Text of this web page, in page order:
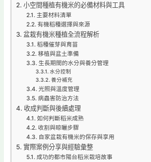
小空間種植有機米的必備材料與工具
主要材料清單
有機稻種選擇與來源
盆栽有機米種植全流程解析
稻種催芽與育苗
移植與盆土準備
生長期間的水分與養分管理
水分控制
養分補充
光照與溫度管理
病蟲害防治方法
收成判斷與後續處理
如何判斷稻米成熟
收割與晾曬步驟
自家盆栽有機米的保存與享用
實際案例分享與經驗彙整
成功的都市陽台稻米栽培故事